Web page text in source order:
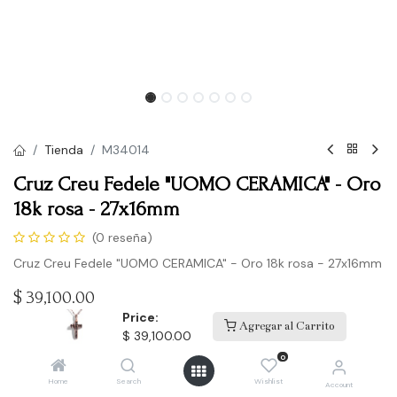
Price:
$ 39,100.00
Agregar al Carrito
Home Search
0
Wishlist Account
Tienda M34014
Cruz Creu Fedele "UOMO CERAMICA" - Oro
18k rosa - 27x16mm
(0 reseña)
Cruz Creu Fedele "UOMO CERAMICA" - Oro 18k rosa - 27x16mm
$ 39,100.00
Comprar